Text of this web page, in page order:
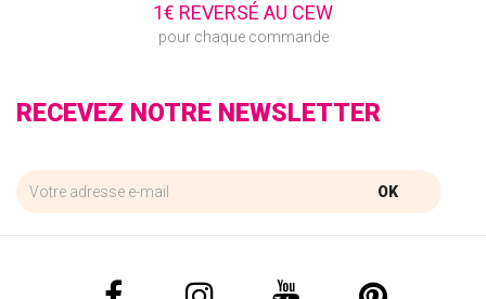
1€ REVERSÉ AU CEW
pour chaque commande
RECEVEZ NOTRE NEWSLETTER
OK